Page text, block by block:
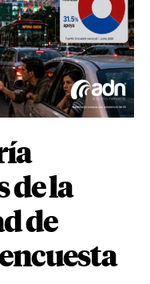
de la
de